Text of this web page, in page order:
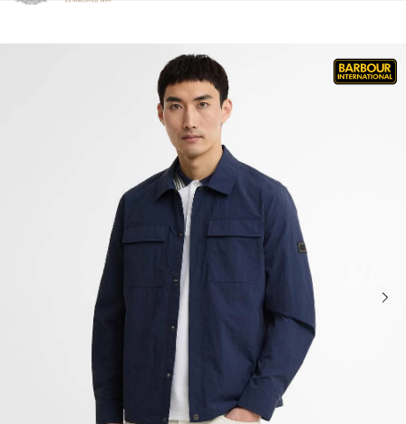
Clicca per visualizzare la nostra Dichiarazione di Accessibilità